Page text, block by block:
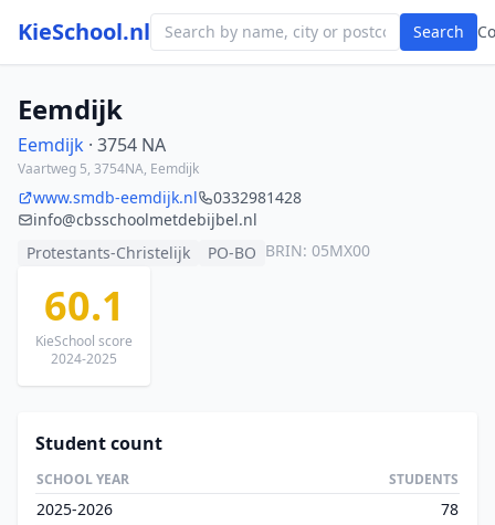
KieSchool.nl Search
Eemdijk
Eemdijk · 3754 NA
Vaartweg 5, 3754NA, Eemdijk
www.smdb-eemdijk.nl
0332981428
info@cbsschoolmetdebijbel.nl
Protestants-Christelijk
PO-BO BRIN: 05MX00
60.1
KieSchool score
2024-2025
Student count
SCHOOL YEAR STUDENTS
2025-2026
78